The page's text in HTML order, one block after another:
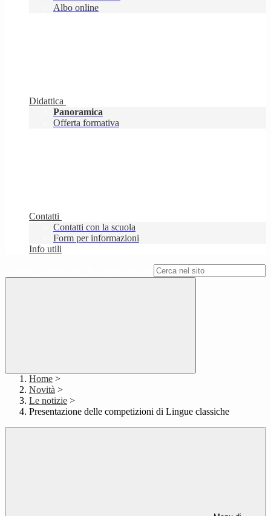
Albo online
Didattica
Panoramica
Offerta formativa
Contatti
Contatti con la scuola
Form per informazioni
Info utili
Home >
Novità >
Le notizie >
Presentazione delle competizioni di Lingue classiche